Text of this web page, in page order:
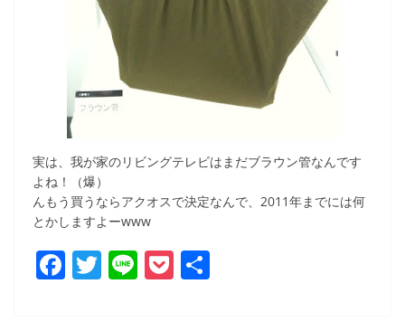
実は、我が家のリビングテレビはまだブラウン管なんです
よね！（爆）
んもう買うならアクオスで決定なんで、2011年までには何
とかしますよーwww
F T Li P